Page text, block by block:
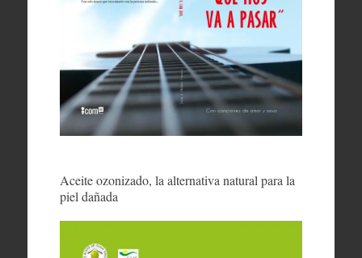
Aceite ozonizado, la alternativa natural para la
piel dañada